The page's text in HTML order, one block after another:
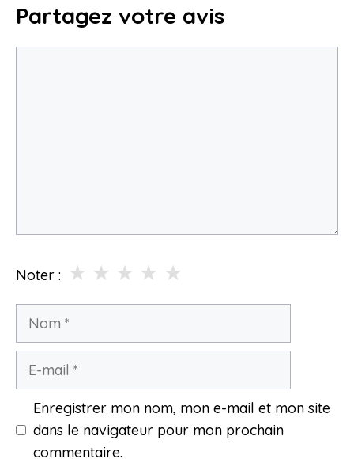
Partagez votre avis
Noter : ★
★
★
★
★
Nom
Enregistrer mon nom, mon e-mail et mon site
dans le navigateur pour mon prochain
commentaire.